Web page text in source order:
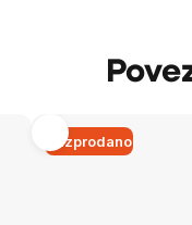
Razprodano